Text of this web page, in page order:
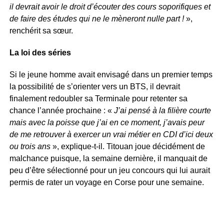
il devrait avoir le droit d’écouter des cours soporifiques et
de faire des études qui ne le mèneront nulle part !»,
renchérit sa sœur.
La loi des séries
Si le jeune homme avait envisagé dans un premier temps
la possibilité de s’orienter vers un BTS, il devrait
finalement redoubler sa Terminale pour retenter sa
chance l’année prochaine : « J’ai pensé à la filière courte
mais avec la poisse que j’ai en ce moment, j’avais peur
de me retrouver à exercer un vrai métier en CDI d’ici deux
ou trois ans», explique-t-il. Titouan joue décidément de
malchance puisque, la semaine dernière, il manquait de
peu d’être sélectionné pour un jeu concours qui lui aurait
permis de rater un voyage en Corse pour une semaine.